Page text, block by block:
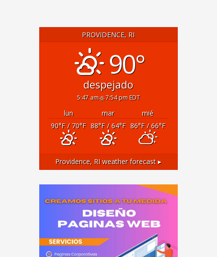
PROVIDENCE, RI
90°
despejado
5:47 am 7:54 pm EDT
lun mar
mié
90°F/ 70°F 88°F/ 64°F 86°F/ 66°F
Providence, RI weather forecast ▸